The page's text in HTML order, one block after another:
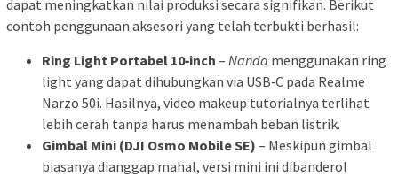
dapat meningkatkan nilai produksi secara signifikan. Berikut
contoh penggunaan aksesori yang telah terbukti berhasil:
Ring Light Portabel 10‑inch – Nanda menggunakan ring
light yang dapat dihubungkan via USB‑C pada Realme
Narzo 50i. Hasilnya, video makeup tutorialnya terlihat
lebih cerah tanpa harus menambah beban listrik.
Gimbal Mini (DJI Osmo Mobile SE) – Meskipun gimbal
biasanya dianggap mahal, versi mini ini dibanderol